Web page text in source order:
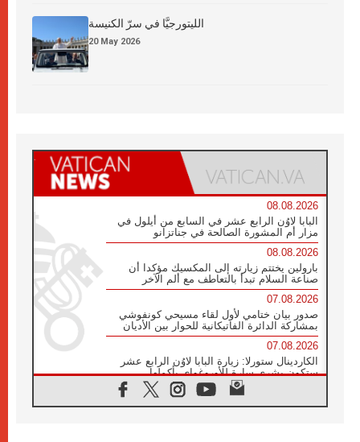
الليتورجيَّا في سرّ الكنيسة
20 May 2026
08.08.2026
البابا لاوُن الرابع عشر في السابع من أيلول في
مزار أم المشورة الصالحة في جناتزانو
08.08.2026
بارولين يختتم زيارته إلى المكسيك مؤكدا أن
صناعة السلام تبدأ بالتعاطف مع ألم الآخر
07.08.2026
صدور بيان ختامي لأول لقاء مسيحي كونفوشي
بمشاركة الدائرة الفاتيكانية للحوار بين الأديان
07.08.2026
الكاردينال ستورلا: زيارة البابا لاوُن الرابع عشر
ستكون بشرى سارة للأوروغواي بأكملها
الفاتيكان يعلن برنامج الزيارة الرسولية للبابا لاوُن